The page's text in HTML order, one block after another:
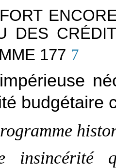
DES
177 7
budgétaire
insincérité